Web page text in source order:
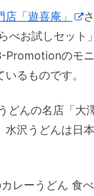
「遊喜庵」
べお試しセット
Promotionのモ
るものです。
どんの名店「大
水沢うどんは日
レーうどん 食